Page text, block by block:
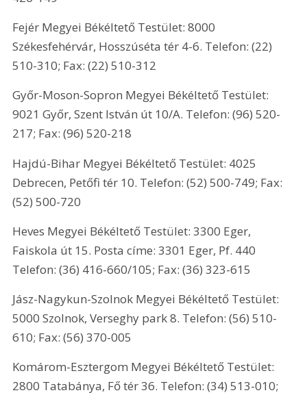
Fejér Megyei Békéltető Testület: 8000
Székesfehérvár, Hosszúséta tér 4-6. Telefon: (22)
510-310; Fax: (22) 510-312
Győr-Moson-Sopron Megyei Békéltető Testület:
9021 Győr, Szent István út 10/A. Telefon: (96) 520-
217; Fax: (96) 520-218
Hajdú-Bihar Megyei Békéltető Testület: 4025
Debrecen, Petőfi tér 10. Telefon: (52) 500-749; Fax:
(52) 500-720
Heves Megyei Békéltető Testület: 3300 Eger,
Faiskola út 15. Posta címe: 3301 Eger, Pf. 440
Telefon: (36) 416-660/105; Fax: (36) 323-615
Jász-Nagykun-Szolnok Megyei Békéltető Testület:
5000 Szolnok, Verseghy park 8. Telefon: (56) 510-
610; Fax: (56) 370-005
Komárom-Esztergom Megyei Békéltető Testület:
2800 Tatabánya, Fő tér 36. Telefon: (34) 513-010;